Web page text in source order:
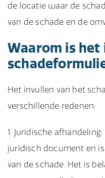
de locatie waar de
van de schade en de
Waarom is
Het invullen van het
verschillende redenen:
Juridische
juridisch document en
van de schade. Het is